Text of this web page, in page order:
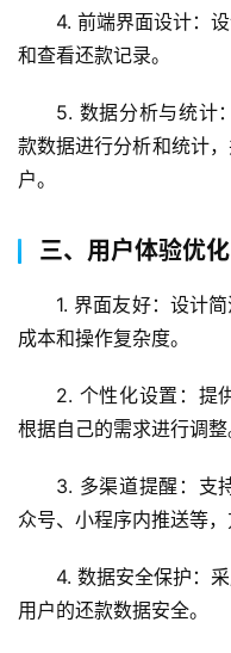
蓝
4. 前端界面设计：
和查看还款记录。
5. 数据分析与统计
款数据进行分析和统计
户。
三、用户体验优化
1. 界面友好：设计
成本和操作复杂度。
2. 个性化设置：提
根据自己的需求进行调整
3. 多渠道提醒：支
众号、小程序内推送等
4. 数据安全保护：
用户的还款数据安全。